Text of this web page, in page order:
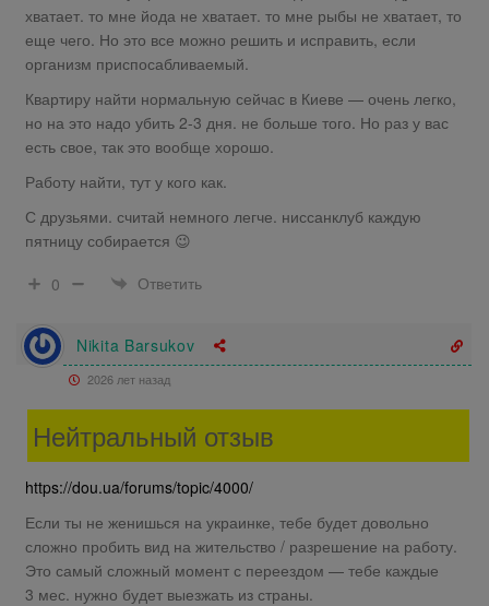
хватает. то мне йода не хватает. то мне рыбы не хватает, то
еще чего. Но это все можно решить и исправить, если
организм приспосабливаемый.
Квартиру найти нормальную сейчас в Киеве — очень легко,
но на это надо убить 2-3 дня. не больше того. Но раз у вас
есть свое, так это вообще хорошо.
Работу найти, тут у кого как.
С друзьями. считай немного легче. ниссанклуб каждую
пятницу собирается 😉
0
Ответить
Nikita Barsukov
2026 лет назад
Нейтральный отзыв
https://dou.ua/forums/topic/4000/
Если ты не женишься на украинке, тебе будет довольно
сложно пробить вид на жительство / разрешение на работу.
Это самый сложный момент с переездом — тебе каждые
3 мес. нужно будет выезжать из страны.